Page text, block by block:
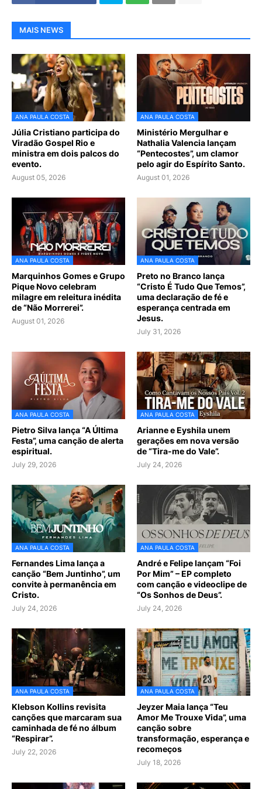
MAIS NEWS
ANA PAULA COSTA
Júlia Cristiano participa do
Viradão Gospel Rio e
ministra em dois palcos do
evento.
August 05, 2026
ANA PAULA COSTA
Ministério Mergulhar e
Nathalia Valencia lançam
“Pentecostes”, um clamor
pelo agir do Espírito Santo.
August 01, 2026
ANA PAULA COSTA
Marquinhos Gomes e Grupo
Pique Novo celebram
milagre em releitura inédita
de “Não Morrerei”.
August 01, 2026
ANA PAULA COSTA
Preto no Branco lança
“Cristo É Tudo Que Temos”,
uma declaração de fé e
esperança centrada em
Jesus.
July 31, 2026
ANA PAULA COSTA
Pietro Silva lança “A Última
Festa”, uma canção de alerta
espiritual.
July 29, 2026
ANA PAULA COSTA
Arianne e Eyshila unem
gerações em nova versão
de “Tira-me do Vale”.
July 24, 2026
ANA PAULA COSTA
Fernandes Lima lança a
canção “Bem Juntinho”, um
convite à permanência em
Cristo.
July 24, 2026
ANA PAULA COSTA
André e Felipe lançam “Foi
Por Mim” – EP completo
com canção e videoclipe de
“Os Sonhos de Deus”.
July 24, 2026
ANA PAULA COSTA
Klebson Kollins revisita
canções que marcaram sua
caminhada de fé no álbum
“Respirar”.
July 22, 2026
ANA PAULA COSTA
Jeyzer Maia lança “Teu
Amor Me Trouxe Vida”, uma
canção sobre
transformação, esperança e
recomeços
July 18, 2026